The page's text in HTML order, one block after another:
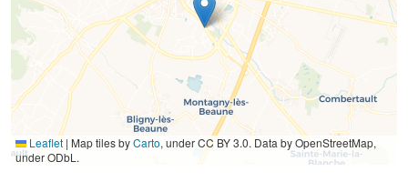
Leaflet | Map tiles byCarto, under CC BY 3.0. Data by OpenStreetMap,
under ODbL.